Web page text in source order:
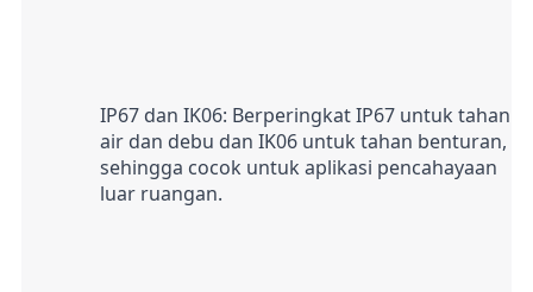
IP67 dan IK06: Berperingkat IP67 untuk tahan
air dan debu dan IK06 untuk tahan benturan,
sehingga cocok untuk aplikasi pencahayaan
luar ruangan.